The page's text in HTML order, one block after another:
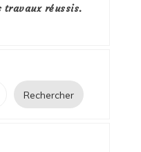
travaux réussis.
Rechercher